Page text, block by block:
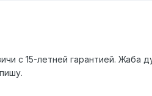
с 15-летней гарантией. Жаба